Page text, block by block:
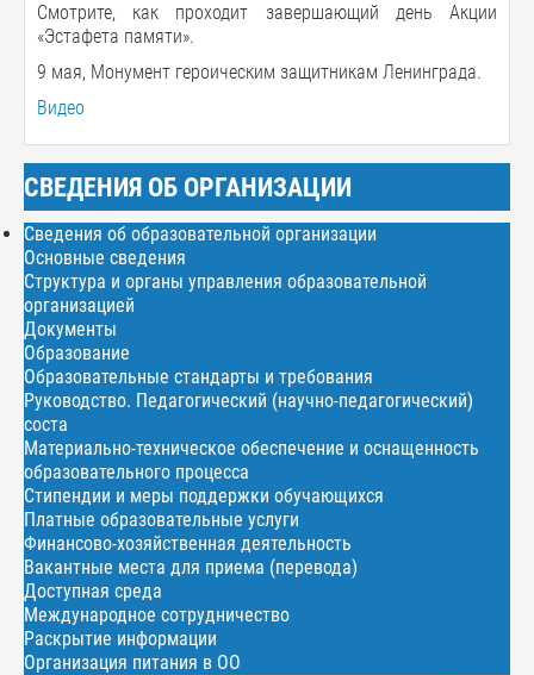
Смотрите, как проходит завершающий день Акции
«Эстафета памяти».
9 мая, Монумент героическим защитникам Ленинграда.
Видео
СВЕДЕНИЯ ОБ ОРГАНИЗАЦИИ
Сведения об образовательной организации
Основные сведения
Структура и органы управления образовательной
организацией
Документы
Образование
Образовательные стандарты и требования
Руководство. Педагогический (научно-педагогический)
соста
Материально-техническое обеспечение и оснащенность
образовательного процесса
Стипендии и меры поддержки обучающихся
Платные образовательные услуги
Финансово-хозяйственная деятельность
Вакантные места для приема (перевода)
Доступная среда
Международное сотрудничество
Раскрытие информации
Организация питания в ОО